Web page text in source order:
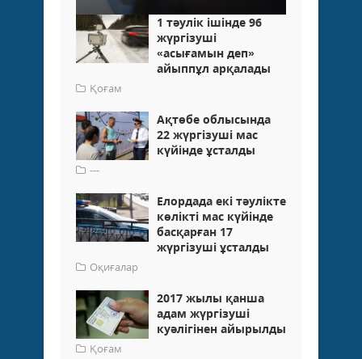
1 тәулік ішінде 96
жүргізуші
«асығамын деп»
айыппұл арқалады
Қоғам
Ақтөбе облысында
22 жүргізуші мас
күйінде ұсталды
---
Елордада екі тәулікте
көлікті мас күйінде
басқарған 17
жүргізуші ұсталды
Оқиғалар
2017 жылы қанша
адам жүргізуші
куәлігінен айырылды
Қоғам